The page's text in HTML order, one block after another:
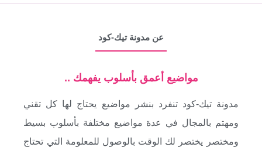
عن مدونة تيك-كود
مواضيع أعمق بأسلوب يفهمك ..
مدونة تيك-كود تنفرد بنشر مواضيع يحتاج لها كل تقني
ومهتم بالمجال في عدة مواضيع مختلفة بأسلوب بسيط
ومختصر يختصر لك الوقت بالوصول للمعلومة التي تحتاج